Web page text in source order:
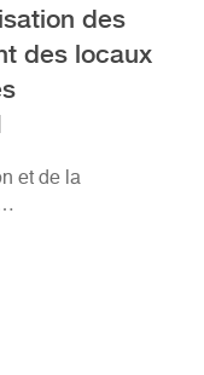
des
des locaux
et de la